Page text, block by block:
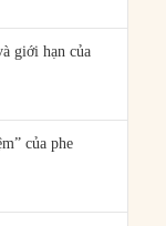
giới hạn của
của phe